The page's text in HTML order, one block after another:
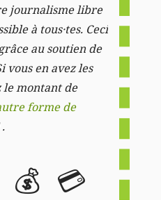
journalisme libre
à tous·tes. Ceci
au soutien de
vous en avez les
le montant de
forme de
💰 💳